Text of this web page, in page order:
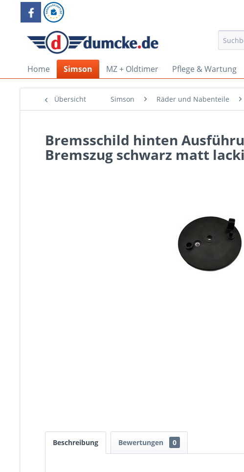
Home Simson MZ + Oldtimer Pflege & Wartung
Übersicht Simson Räder und Nabenteile
Bremsschild hinten
Bremszug schwarz matt
Beschreibung Bewertungen 0